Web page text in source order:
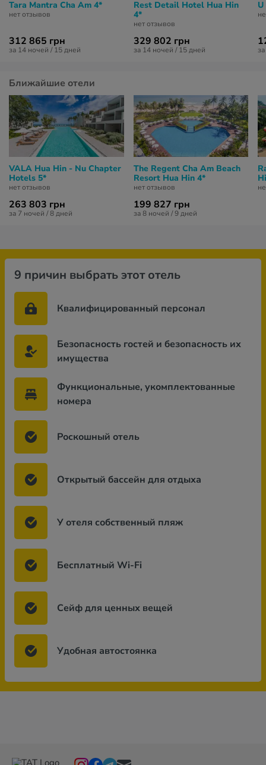
Tara Mantra Cha Am 4*
нет отзывов
312 865 грн
за 14 ночей / 15 дней
Rest Detail Hotel Hua Hin
4*
нет отзывов
329 802 грн
за 14 ночей / 15 дней
Ближайшие отели
VALA Hua Hin - Nu Chapter
Hotels 5*
нет отзывов
263 803 грн
за 7 ночей / 8 дней
The Regent Cha Am Beach
Resort Hua Hin 4*
нет отзывов
199 827 грн
за 8 ночей / 9 дней
9 причин выбрать этот отель
Квалифицированный персонал
Безопасность гостей и безопасность их
имущества
Функциональные, укомплектованные
номера
Роскошный отель
Открытый бассейн для отдыха
У отеля собственный пляж
Бесплатный Wi-Fi
Сейф для ценных вещей
Удобная автостоянка